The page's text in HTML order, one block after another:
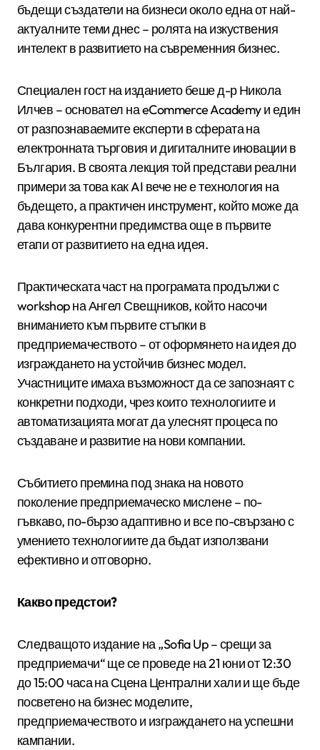
бъдещи създатели на бизнеси около една от най-
актуалните теми днес – ролята на изкуствения
интелект в развитието на съвременния бизнес.
Специален гост на изданието беше д-р Никола
Илчев – основател на eCommerce Academy и един
от разпознаваемите експерти в сферата на
електронната търговия и дигиталните иновации в
България. В своята лекция той представи реални
примери за това как AI вече не е технология на
бъдещето, а практичен инструмент, който може да
дава конкурентни предимства още в първите
етапи от развитието на една идея.
Практическата част на програмата продължи с
workshop на Ангел Свещников, който насочи
вниманието към първите стъпки в
предприемачеството – от оформянето на идея до
изграждането на устойчив бизнес модел.
Участниците имаха възможност да се запознаят с
конкретни подходи, чрез които технологиите и
автоматизацията могат да улеснят процеса по
създаване и развитие на нови компании.
Събитието премина под знака на новото
поколение предприемаческо мислене – по-
гъвкаво, по-бързо адаптивно и все по-свързано с
умението технологиите да бъдат използвани
ефективно и отговорно.
Какво предстои?
Следващото издание на „Sofia Up – срещи за
предприемачи“ ще се проведе на 21 юни от 12:30
до 15:00 часа на Сцена Централни хали и ще бъде
посветено на бизнес моделите,
предприемачеството и изграждането на успешни
кампании.